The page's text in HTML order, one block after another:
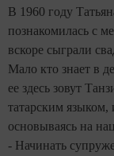
В 1960 году
познакомилась с
вскоре сыграли
Мало кто знает в
ее здесь зовут
татарским языком,
основываясь на
- Начинать